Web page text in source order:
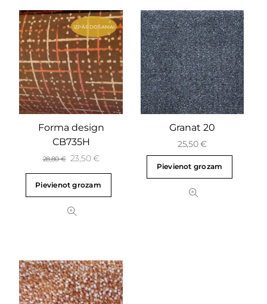
IZPĀRDOŠANA!
Forma design
CB735H
28,80€ 23,50€
Pievienot grozam
Granat 20
25,50€
Pievienot grozam